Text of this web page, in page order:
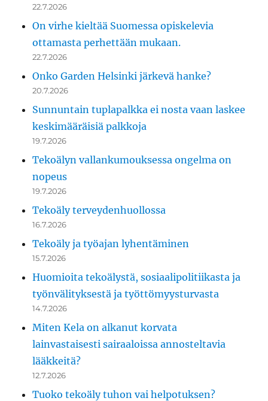
22.7.2026
On virhe kieltää Suomessa opiskelevia
ottamasta perhettään mukaan.
22.7.2026
Onko Garden Helsinki järkevä hanke?
20.7.2026
Sunnuntain tuplapalkka ei nosta vaan laskee
keskimääräisiä palkkoja
19.7.2026
Tekoälyn vallankumouksessa ongelma on
nopeus
19.7.2026
Tekoäly terveydenhuollossa
16.7.2026
Tekoäly ja työajan lyhentäminen
15.7.2026
Huomioita tekoälystä, sosiaalipolitiikasta ja
työnvälityksestä ja työttömyysturvasta
14.7.2026
Miten Kela on alkanut korvata
lainvastaisesti sairaaloissa annosteltavia
lääkkeitä?
12.7.2026
Tuoko tekoäly tuhon vai helpotuksen?